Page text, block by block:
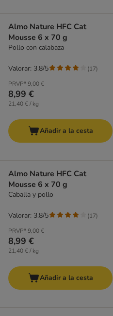
Almo Nature HFC Cat
Mousse 6 x 70 g
Pollo con calabaza
PRVP*9,00 €
8,99 €
21,40 € / kg
Valorar: 3.8/5 (17)
Añadir a la cesta
Almo Nature HFC Cat
Mousse 6 x 70 g
Caballa y pollo
PRVP*9,00 €
8,99 €
21,40 € / kg
Valorar: 3.8/5 (17)
Añadir a la cesta